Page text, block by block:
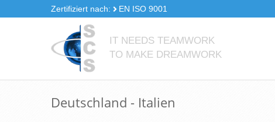
zum
Zertifiziert nach: EN ISO 9001
IT NEEDS TEAMWORK
TO MAKE DREAMWORK
Deutschland - Italien